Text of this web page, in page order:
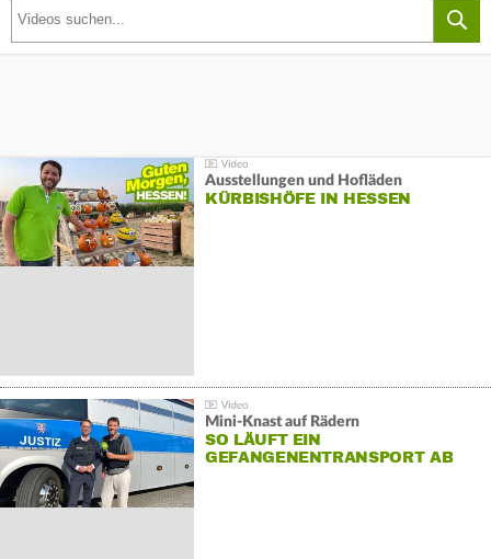
Ausstellungen und Hofläden
KÜRBISHÖFE IN HESSEN
Mini-Knast auf Rädern
SO LÄUFT EIN
GEFANGENENTRANSPORT AB